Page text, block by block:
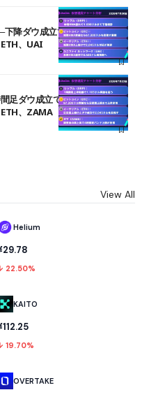
降ダウ成立で下値追う展開
ETH、UAI
足ダウ成立で1.185ドルを狙う
ETH、ZAMA
View All
Helium
22.50%
KAITO
19.70%
OVERTAKE